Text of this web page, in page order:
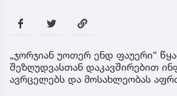
„ჯორჯიან უოთერ ენდ ფაუერი“
შეზღუდვასთან დაკავშირებით
ავრცელებს და მოსახლეობას